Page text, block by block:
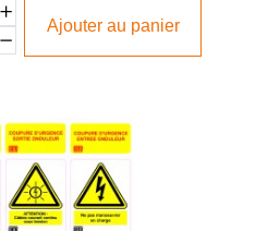
Ajouter au panier